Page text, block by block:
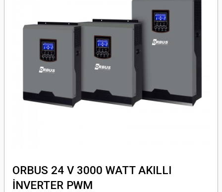
ORBUS 24 V 3000 WATT AKILLI
İNVERTER PWM